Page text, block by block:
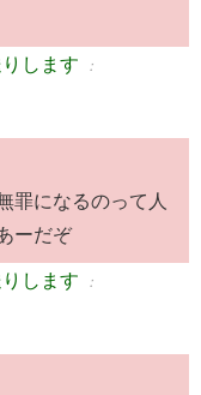
します ：
罪になるのって人
ーだぞ
します ：